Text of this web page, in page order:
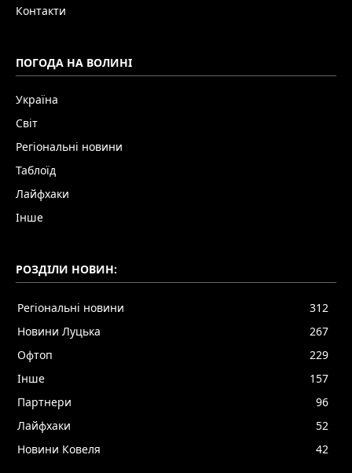
Контакти
ПОГОДА НА ВОЛИНІ
Україна
Світ
Регіональні новини
Таблоїд
Лайфхаки
Інше
РОЗДІЛИ НОВИН:
Регіональні новини
312
Новини Луцька
267
Офтоп
229
Інше
157
Партнери
96
Лайфхаки
52
Новини Ковеля
42